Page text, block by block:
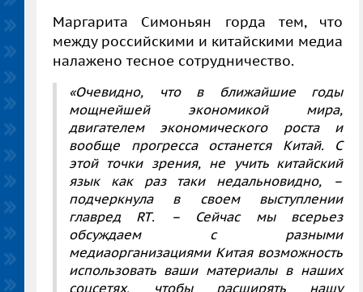
Маргарита Симоньян горда тем, что
между российскими и китайскими медиа
налажено тесное сотрудничество.
«Очевидно, что в ближайшие годы
мощнейшей экономикой мира,
двигателем экономического роста и
вообще прогресса останется Китай. С
этой точки зрения, не учить китайский
язык как раз таки недальновидно, –
подчеркнула в своем выступлении
главред RT. – Сейчас мы всерьез
обсуждаем с разными
медиаорганизациями Китая возможность
использовать ваши материалы в наших
соцсетях, чтобы расширять нашу